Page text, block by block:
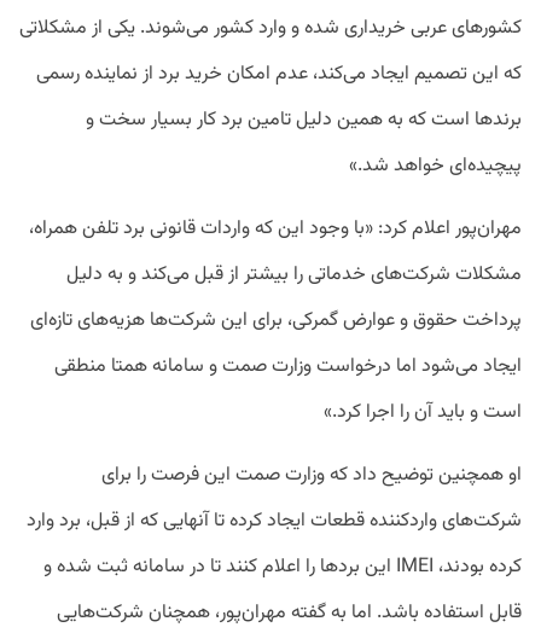
کشور‌های عربی خریداری شده و وارد کشور می‌شوند. یکی از مشکلاتی
که این تصمیم ایجاد می‌کند، عدم امکان خرید برد از نماینده رسمی
برند‌ها است که به همین دلیل تامین برد کار بسیار سخت و
پیچیده‌ای خواهد شد.»
مهران‌پور اعلام کرد: «با وجود این که واردات قانونی برد تلفن همراه،
مشکلات شرکت‌های خدماتی را بیشتر از قبل می‌کند و به دلیل
پرداخت حقوق و عوارض گمرکی، برای این شرکت‌ها هزیه‌های تازه‌ای
ایجاد می‌شود اما درخواست وزارت صمت و سامانه همتا منطقی
است و باید آن را اجرا کرد.»
او همچنین توضیح داد که وزارت صمت این فرصت را برای
شرکت‌های واردکننده قطعات ایجاد کرده تا آنهایی که از قبل، برد وارد
کرده بودند، IMEI این بردها را اعلام کنند تا در سامانه ثبت شده و
قابل استفاده باشد. اما به گفته مهران‌پور، همچنان شرکت‌هایی